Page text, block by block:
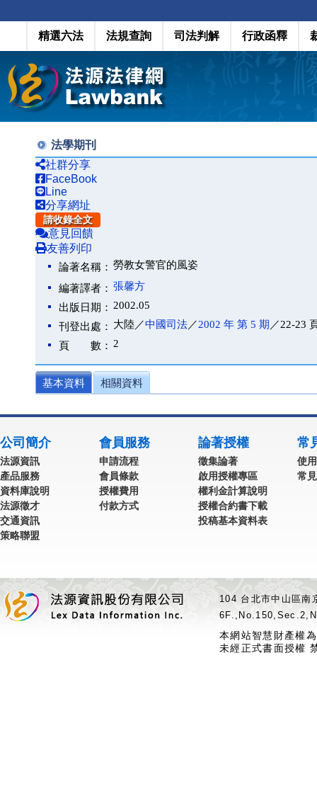
精選六法 法規查詢 司法判解 行政函釋
法學期刊
社群分享
FaceBook
Line
分享網址
請收錄全文
意見回饋
友善列印
論著名稱： 勞教女警官的風姿
編著譯者： 張馨方
出版日期： 2002.05
刊登出處： 大陸／中國司法／2002 年 第 5 期 ／22-23
頁 數： 2
基本資料 相關資料
公司簡介
法源資訊
產品服務
資料庫說明
法源徵才
交通資訊
策略聯盟
會員服務
申請流程
會員條款
授權費用
付款方式
論著授權
徵集論著
啟用授權專區
權利金計算說明
授權合約書下載
投稿基本資料表
常
使
常
104 台北市中山區
本網站智慧財產權
未經正式書面授權